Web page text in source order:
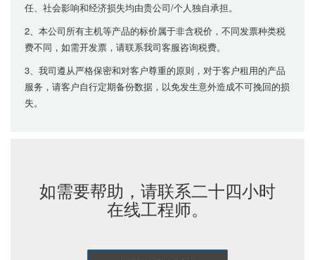
任、社会影响和经济损失均由贵公司/个人独自承担。
2、本公司所有主机等产品的标价属于非含税价，不同发票种类税
费不同，如需开发票，请联系我司客服咨询税费。
3、我司遵从严格保密和对客户尊重的原则，对于客户租用的产品
服务，请客户自行定期备份数据，以免发生意外造成不可挽回的损
失。
如需要帮助，请联系二十四小时
在线工程师。